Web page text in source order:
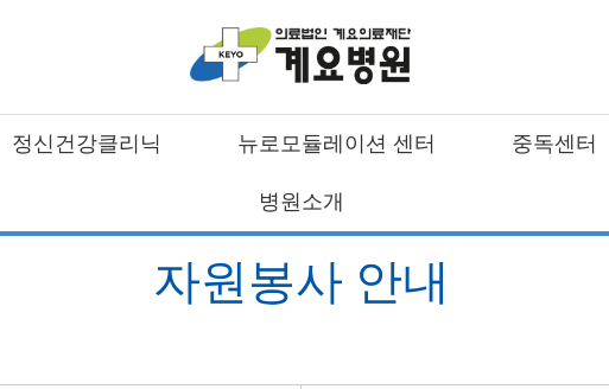
정신건강클리닉 뉴로모듈레이션 센터 중독센터
병원소개
자원봉사 안내